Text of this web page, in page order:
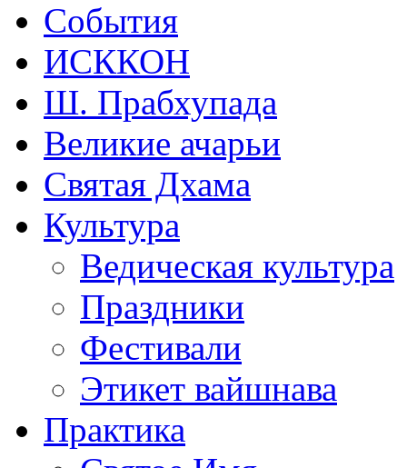
События
ИСККОН
Ш. Прабхупада
Великие ачарьи
Святая Дхама
Культура
Ведическая культура
Праздники
Фестивали
Этикет вайшнава
Практика